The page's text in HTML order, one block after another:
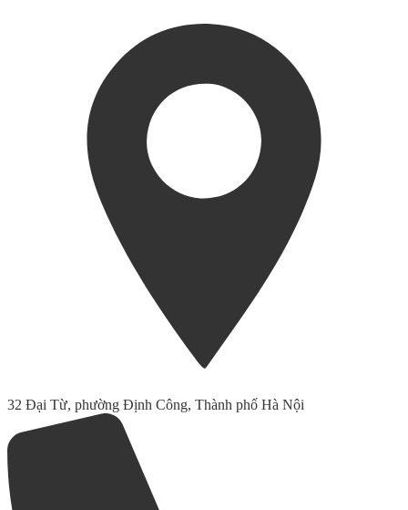
32 Đại Từ, phường Định Công, Thành phố Hà Nội